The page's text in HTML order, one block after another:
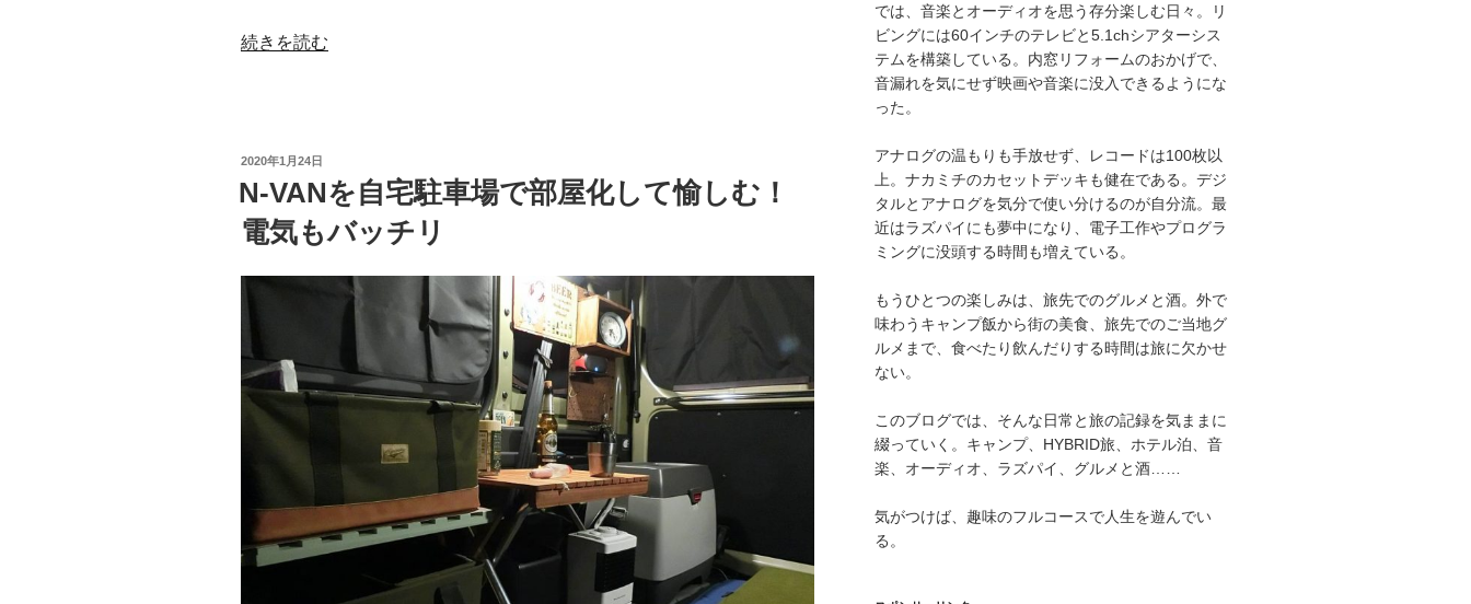
“旨
と
ダ
ッ
チ
ブ
ン
で
茶
ー
シ
続きを読む
投
日:
2020年1月24日
N-VANを自宅駐車場で部屋化して愉しむ！
電気もバッチリ
では、音楽とオーディオを思う存分楽しむ日々。リ
ビングには60インチのテレビと5.1chシアターシス
テムを構築している。内窓リフォームのおかげで、
音漏れを気にせず映画や音楽に没入できるようにな
った。
アナログの温もりも手放せず、レコードは100枚以
上。ナカミチのカセットデッキも健在である。デジ
タルとアナログを気分で使い分けるのが自分流。最
近はラズパイにも夢中になり、電子工作やプログラ
ミングに没頭する時間も増えている。
もうひとつの楽しみは、旅先でのグルメと酒。外で
味わうキャンプ飯から街の美食、旅先でのご当地グ
ルメまで、食べたり飲んだりする時間は旅に欠かせ
ない。
このブログでは、そんな日常と旅の記録を気ままに
綴っていく。キャンプ、HYBRID旅、ホテル泊、音
楽、オーディオ、ラズパイ、グルメと酒……
気がつけば、趣味のフルコースで人生を遊んでい
る。